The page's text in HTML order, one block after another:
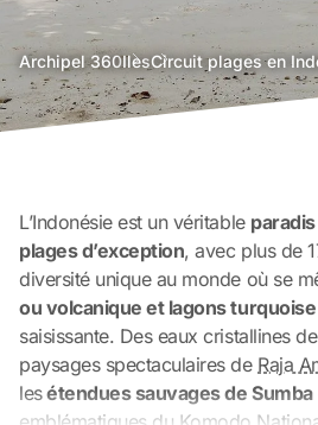
Archipel 360agence
voyage
bali
IlesCircuit plages en
L’Indonésie est un véritable
plages d’exception, avec plus de
diversité unique au monde où se
ou volcanique et lagons turquoise
saisissante. Des eaux cristallines
paysages spectaculaires de Raja
lesétendues sauvages de Sumba